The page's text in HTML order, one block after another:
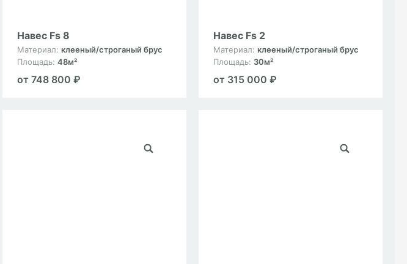
Навес Fs 8
Материал: клееный/строганый брус
Площадь: 48м²
от 748 800 ₽
Навес Fs 2
Материал: клееный/строганый брус
Площадь: 30м²
от 315 000 ₽